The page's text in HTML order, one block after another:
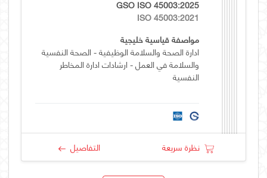
GSO ISO 45003:2025
ISO 45003:2021
مواصفة قياسية خليجية
ادارة الصحة والسلامة الوظيفية - الصحة النفسية
والسلامة في العمل - ارشادات ادارة المخاطر
النفسية
نظرة سريعة التفاصيل